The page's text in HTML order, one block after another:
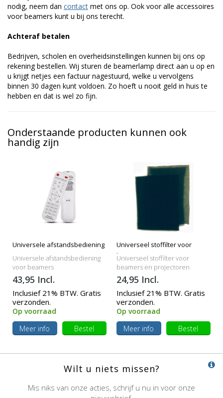
nodig, neem dan contact met ons op. Ook voor alle accessoires
voor beamers kunt u bij ons terecht.
Achteraf betalen
Bedrijven, scholen en overheidsinstellingen kunnen bij ons op
rekening bestellen. Wij sturen de beamerlamp direct aan u op en
u krijgt netjes een factuur nagestuurd, welke u vervolgens
binnen 30 dagen kunt voldoen. Zo hoeft u nooit geld in huis te
hebben en dat is wel zo fijn.
Onderstaande producten kunnen ook
handig zijn
Universele afstandsbediening
Universele afstandsbediening
voor beamers
43,95 Incl.
Inclusief 21% BTW. Gratis
verzonden.
Op voorraad
Meer info
Bestel
Universeel stoffilter voor
beamers
Universeel stoffilter voor
beamers en projectoren
24,95 Incl.
Inclusief 21% BTW. Gratis
verzonden.
Op voorraad
Meer info
Bestel
Wilt u niets missen?
Mis niks van onze acties, schrijf u nu in voor onze